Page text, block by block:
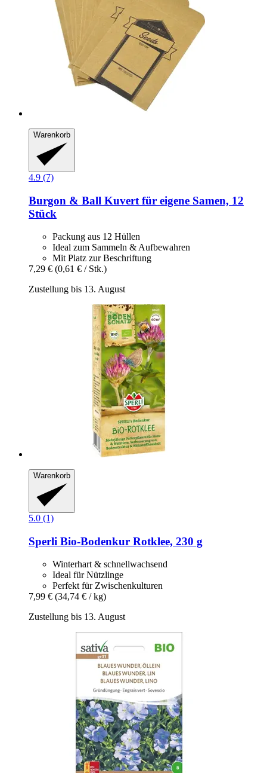
Warenkorb
4.9 (7)
Burgon & Ball Kuvert für eigene Samen, 12
Stück
Packung aus 12 Hüllen
Ideal zum Sammeln & Aufbewahren
Mit Platz zur Beschriftung
7,29 € (0,61 € / Stk.)
Zustellung bis 13. August
Warenkorb
5.0 (1)
Sperli Bio-​Bodenkur Rotklee, 230 g
Winterhart & schnellwachsend
Ideal für Nützlinge
Perfekt für Zwischenkulturen
7,99 € (34,74 € / kg)
Zustellung bis 13. August